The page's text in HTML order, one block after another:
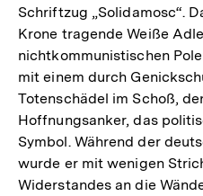
Schriftzug „Solidamosc“.
Krone tragende Weiße
nichtkommunistischen
mit einem durch
Totenschädel im Schoß,
Hoffnungsanker, das
Symbol. Während der
wurde er mit wenigen
Widerstandes an die